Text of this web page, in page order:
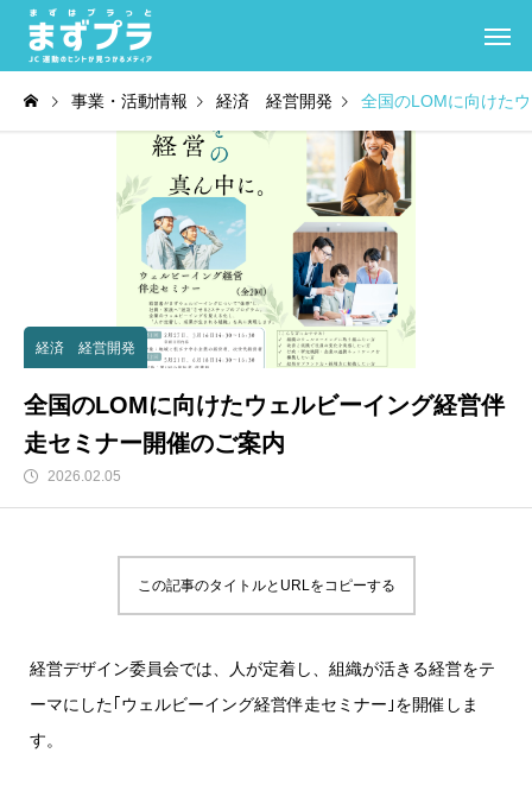
事業・活動情報 経済 経営開発 全国のLOMに向けた
経済 経営開発
全国のLOMに向けたウェルビーイング経営伴
走セミナー開催のご案内
2026.02.05
この記事のタイトルとURLをコピーする
経営デザイン委員会では、人が定着し、組織が活きる経営をテ
ーマにした｢ウェルビーイング経営伴走セミナー｣を開催しま
す。